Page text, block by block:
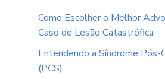
Como Escolher o Melhor
Caso de Lesão Catastrófica
Entendendo a Síndrome Pós-
(PCS)